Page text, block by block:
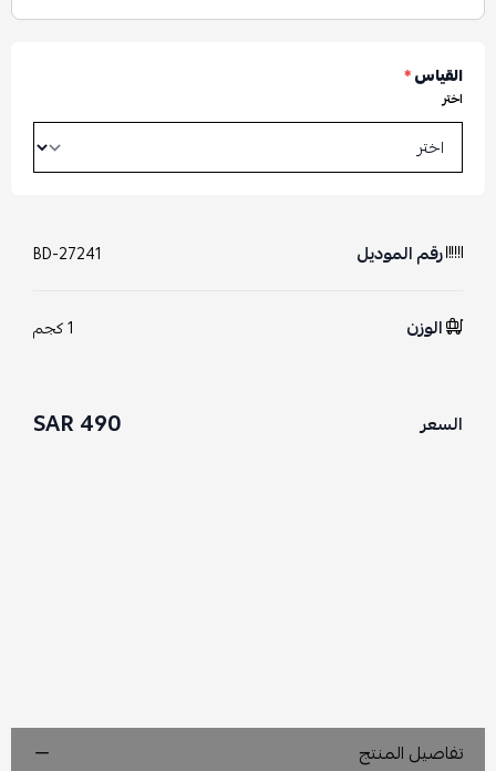
القياس*
اختر
رقم الموديل BD-27241
الوزن 1 كجم
السعر 490 SAR
تفاصيل المنتج